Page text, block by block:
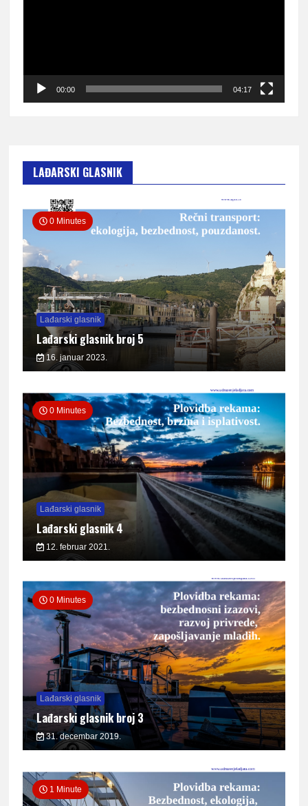
00:00 04:17
LAĐARSKI GLASNIK
0 Minutes
Lađarski glasnik
Lađarski glasnik broj 5
16. januar 2023.
0 Minutes
Lađarski glasnik
Lađarski glasnik 4
12. februar 2021.
0 Minutes
Lađarski glasnik
Lađarski glasnik broj 3
31. decembar 2019.
1 Minute